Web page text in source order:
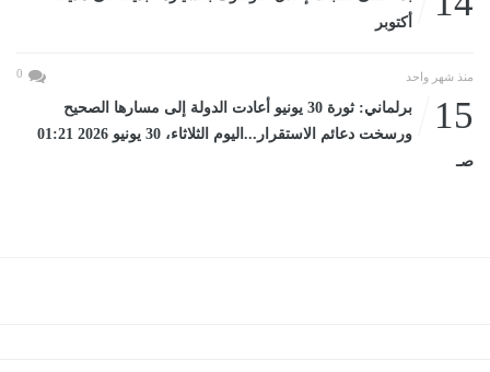
أكتوبر
منذ شهر واحد 0
15
برلماني: ثورة 30 يونيو أعادت الدولة إلى مسارها الصحيح
ورسخت دعائم الاستقرار...اليوم الثلاثاء، 30 يونيو 2026 01:21
صـ